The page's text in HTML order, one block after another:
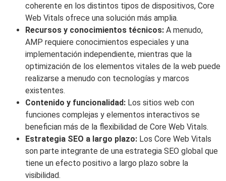
coherente en los distintos tipos de dispositivos, Core
Web Vitals ofrece una solución más amplia.
Recursos y conocimientos técnicos: A menudo,
AMP requiere conocimientos especiales y una
implementación independiente, mientras que la
optimización de los elementos vitales de la web puede
realizarse a menudo con tecnologías y marcos
existentes.
Contenido y funcionalidad: Los sitios web con
funciones complejas y elementos interactivos se
benefician más de la flexibilidad de Core Web Vitals.
Estrategia SEO a largo plazo: Los Core Web Vitals
son parte integrante de una estrategia SEO global que
tiene un efecto positivo a largo plazo sobre la
visibilidad.